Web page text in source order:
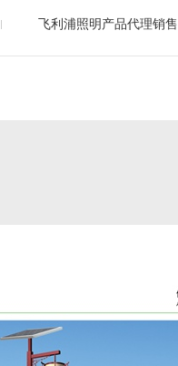
飞利浦照明产品代理销售